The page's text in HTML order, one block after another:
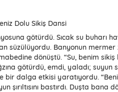
Dolu Sikiş Dansi
götürdü. Sıcak su buharı
süzülüyordu. Banyonun
dönüştü. “Su, benim sikiş
götürdü, emdi, yaladı; suyun
dalga etkisi yaratıyordu.
şırıltısını bastırdı. Duşta bana